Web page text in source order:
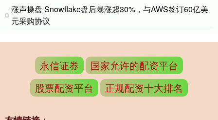
涨声操盘 Snowflake盘后暴涨超30%，与AWS签订60亿美
元采购协议
永信证券
国家允许的配资平台
股票配资平台
正规配资十大排名